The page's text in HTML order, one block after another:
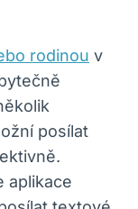
rodinou ⁤ v
posílat​
aplikace